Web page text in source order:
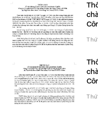
Thông báo về việc không tổ chức
Thông báo về việc không tổ chức